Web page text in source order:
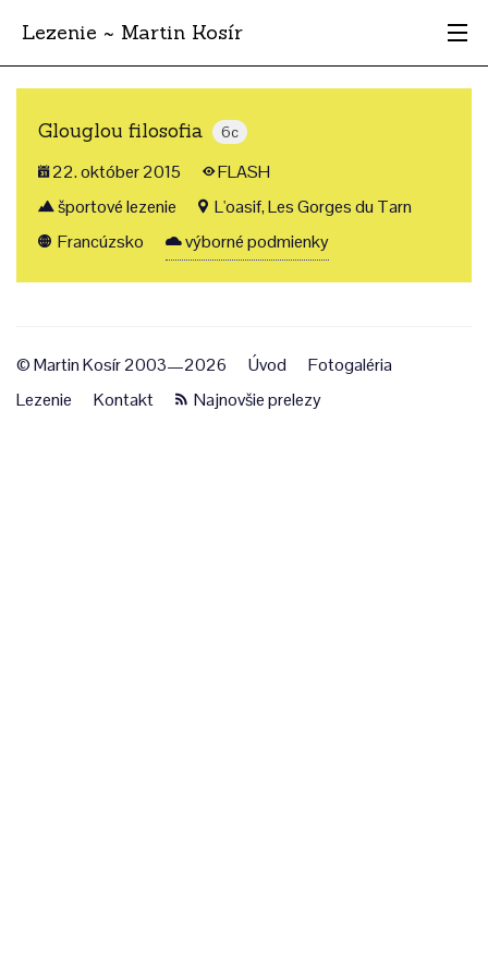
Lezenie ~ Martin Kosír
Najhodnotnejšie
Oblasti
Krajina
Štýl
Glouglou filosofia 6c
22. október 2015
FLASH
športové lezenie
L'oasif, Les Gorges du Tarn
Francúzsko
výborné podmienky
© Martin Kosír 2003—2026 Úvod
Fotogaléria
Lezenie
Kontakt Najnovšie prelezy